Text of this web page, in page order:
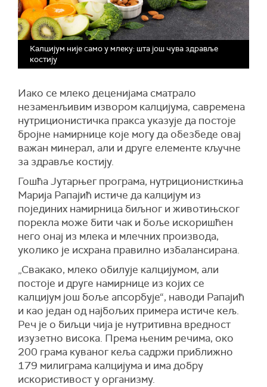
Калцијум није само у млеку: шта још чува здравље
костију
Иако се млеко деценијама сматрало
незаменљивим извором калцијума, савремена
нутриционистичка пракса указује да постоје
бројне намирнице које могу да обезбеде овај
важан минерал, али и друге елементе кључне
за здравље костију.
Гошћа Јутарњег програма, нутриционисткиња
Марија Рапајић истиче да калцијум из
појединих намирница биљног и животињског
порекла може бити чак и боље искоришћен
него онај из млека и млечних производа,
уколико је исхрана правилно избалансирана.
„Свакако, млеко обилује калцијумом, али
постоје и друге намирнице из којих се
калцијум још боље апсорбује“, наводи Рапајић
и као један од најбољих примера истиче кељ.
Реч је о биљци чија је нутритивна вредност
изузетно висока. Према њеним речима, око
200 грама куваног кеља садржи приближно
179 милиграма калцијума и има добру
искористивост у организму.